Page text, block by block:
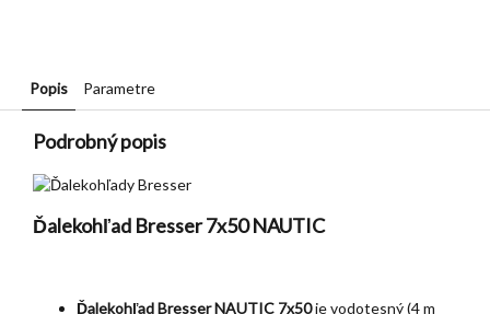
Popis Parametre
Podrobný popis
Ďalekohľad Bresser 7x50 NAUTIC
Ďalekohľad Bresser NAUTIC 7x50je vodotesný (4 m